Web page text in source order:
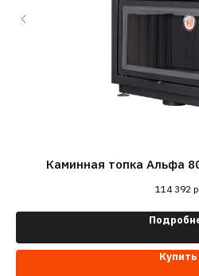
Каминная топка Альфа
114 392 р.
Купить